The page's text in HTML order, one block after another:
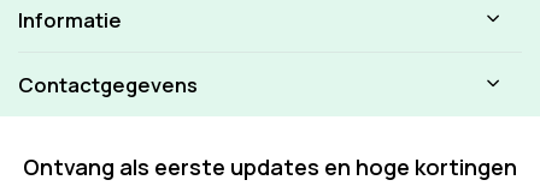
Informatie
Contactgegevens
Ontvang als eerste updates en hoge kortingen